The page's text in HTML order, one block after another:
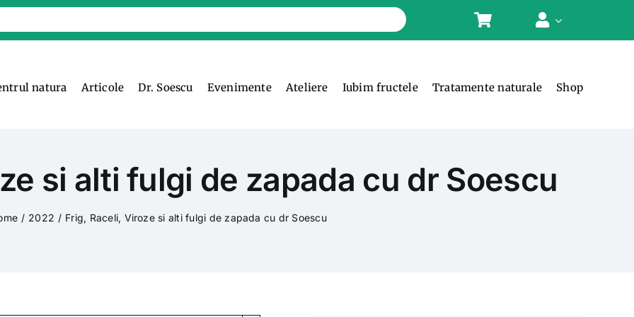
natura Articole Dr. Soescu Evenimente Ateliere Iubim fructele Tratamente naturale Shop
si alti fulgi de zapada cu dr Soescu
2022 Frig, Raceli, Viroze si alti fulgi de zapada cu dr Soescu